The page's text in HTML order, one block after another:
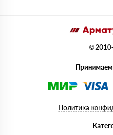
©
Принимаем
Политика